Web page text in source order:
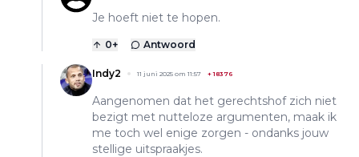
Je hoeft niet te hopen.
0+ Antwoord
Indy2 11 juni 2025 om 11:57 +18376
Aangenomen dat het gerechtshof zich niet
bezigt met nutteloze argumenten, maak ik
me toch wel enige zorgen - ondanks jouw
stellige uitspraakjes.